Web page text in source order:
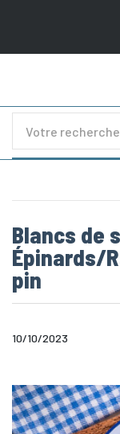
Blancs de
Épinards/
pin
10/10/2023